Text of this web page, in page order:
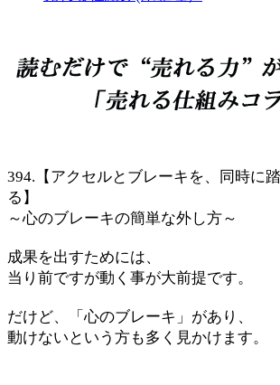
394.【アクセルとブレーキを、同時に
る】
～心のブレーキの簡単な外し方～
成果を出すためには、
当り前ですが動く事が大前提です。
だけど、「心のブレーキ」があり、
動けないという方も多く見かけます。